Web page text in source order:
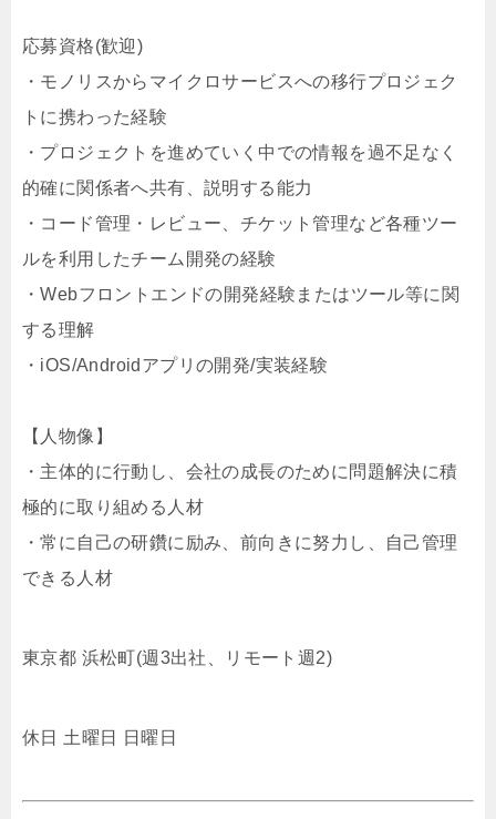
応募資格(歓迎)
・モノリスからマイクロサービスへの移行プロジェク
トに携わった経験
・プロジェクトを進めていく中での情報を過不足なく
的確に関係者へ共有、説明する能力
・コード管理・レビュー、チケット管理など各種ツー
ルを利用したチーム開発の経験
・Webフロントエンドの開発経験またはツール等に関
する理解
・iOS/Androidアプリの開発/実装経験
【人物像】
・主体的に行動し、会社の成長のために問題解決に積
極的に取り組める人材
・常に自己の研鑽に励み、前向きに努力し、自己管理
できる人材
東京都 浜松町(週3出社、リモート週2)
休日 土曜日 日曜日